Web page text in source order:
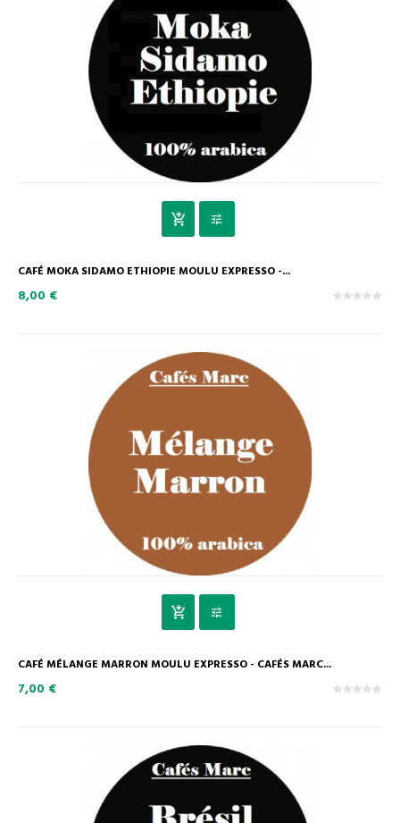
CAFÉ MOKA SIDAMO ETHIOPIE MOULU EXPRESSO -...
8,00 €
CAFÉ MÉLANGE MARRON MOULU EXPRESSO - CAFÉS MARC...
7,00 €